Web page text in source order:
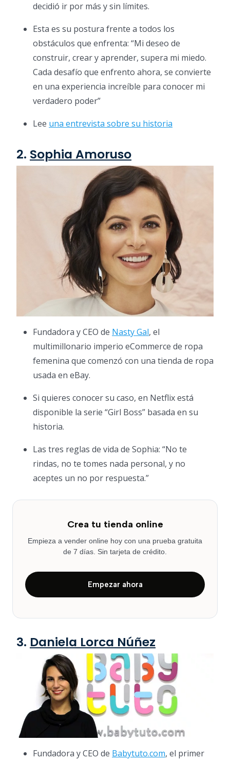
decidió ir por más y sin límites.
Esta es su postura frente a todos los
obstáculos que enfrenta: “Mi deseo de
construir, crear y aprender, supera mi miedo.
Cada desafío que enfrento ahora, se convierte
en una experiencia increíble para conocer mi
verdadero poder”
Lee una entrevista sobre su historia
2. Sophia Amoruso
Fundadora y CEO de Nasty Gal, el
multimillonario imperio eCommerce de ropa
femenina que comenzó con una tienda de ropa
usada en eBay.
Si quieres conocer su caso, en Netflix está
disponible la serie “Girl Boss” basada en su
historia.
Las tres reglas de vida de Sophia: “No te
rindas, no te tomes nada personal, y no
aceptes un no por respuesta.”
Crea tu tienda online
Empieza a vender online hoy con una prueba gratuita
de 7 días. Sin tarjeta de crédito.
Empezar ahora
3. Daniela Lorca Núñez
Fundadora y CEO de Babytuto.com, el primer